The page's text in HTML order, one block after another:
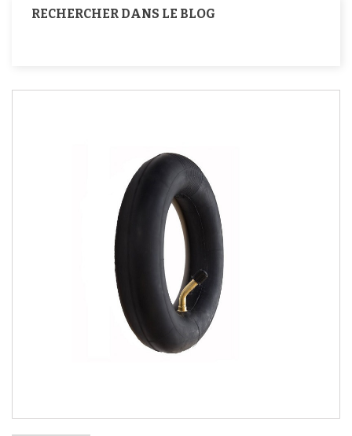
RECHERCHER DANS LE BLOG